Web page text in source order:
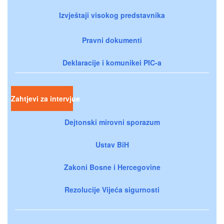
Izvještaji visokog predstavnika
Pravni dokumenti
Deklaracije i komunikei PIC-a
Zahtjevi za intervjue
Dejtonski mirovni sporazum
Ustav BiH
Zakoni Bosne i Hercegovine
Rezolucije Vijeća sigurnosti